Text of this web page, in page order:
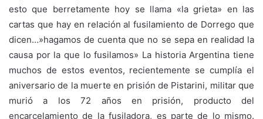
esto que berretamente hoy se llama «la grieta» en las
cartas que hay en relación al fusilamiento de Dorrego que
dicen…»hagamos de cuenta que no se sepa en realidad la
causa por la que lo fusilamos» La historia Argentina tiene
muchos de estos eventos, recientemente se cumplía el
aniversario de la muerte en prisión de Pistarini, militar que
murió a los 72 años en prisión, producto del
encarcelamiento de la fusiladora, es parte de lo mismo.